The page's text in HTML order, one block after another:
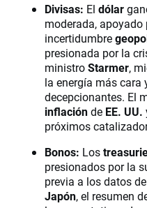
Divisas: El dólar
moderada,
incertidumbre
presionada por la
ministroStarmer,
la energía más cara
decepcionantes. El
inflaciónde EE. UU.
próximos
Bonos: Los
presionados por la
previa a los datos de
Japón, el resumen